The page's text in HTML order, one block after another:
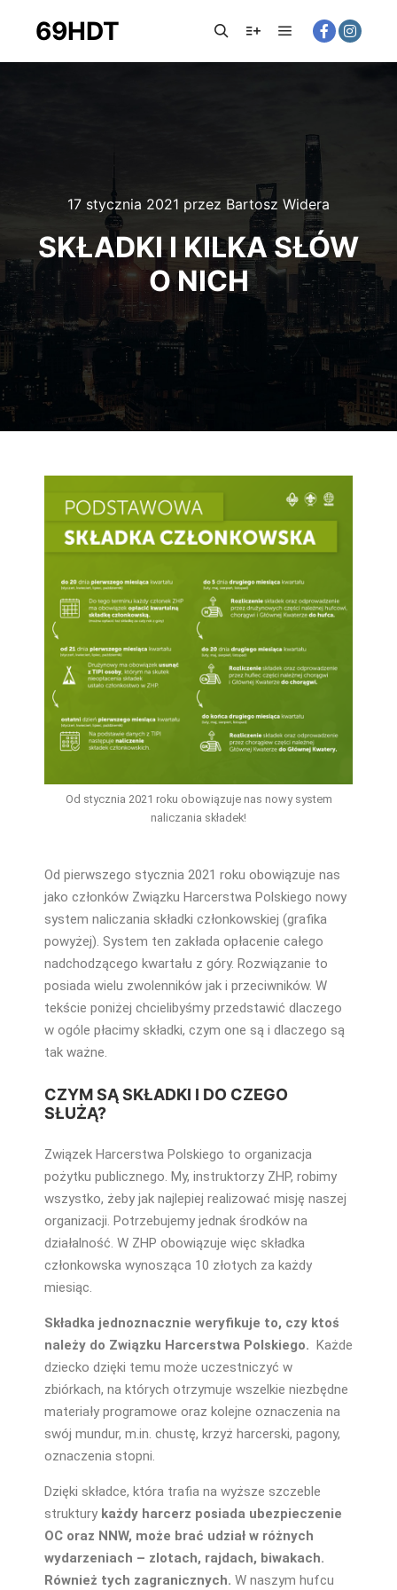
69HDT
17 stycznia 2021 przez Bartosz Widera
SKŁADKI I KILKA SŁÓW
O NICH
Od stycznia 2021 roku obowiązuje nas nowy system
naliczania składek!
Od pierwszego stycznia 2021 roku obowiązuje nas
jako członków Związku Harcerstwa Polskiego nowy
system naliczania składki członkowskiej (grafika
powyżej). System ten zakłada opłacenie całego
nadchodzącego kwartału z góry. Rozwiązanie to
posiada wielu zwolenników jak i przeciwników. W
tekście poniżej chcielibyśmy przedstawić dlaczego
w ogóle płacimy składki, czym one są i dlaczego są
tak ważne.
CZYM SĄ SKŁADKI I DO CZEGO
SŁUŻĄ?
Związek Harcerstwa Polskiego to organizacja
pożytku publicznego. My, instruktorzy ZHP, robimy
wszystko, żeby jak najlepiej realizować misję naszej
organizacji. Potrzebujemy jednak środków na
działalność. W ZHP obowiązuje więc składka
członkowska wynosząca 10 złotych za każdy
miesiąc.
Składka jednoznacznie weryfikuje to, czy ktoś
należy do Związku Harcerstwa Polskiego. Każde
dziecko dzięki temu może uczestniczyć w
zbiórkach, na których otrzymuje wszelkie niezbędne
materiały programowe oraz kolejne oznaczenia na
swój mundur, m.in. chustę, krzyż harcerski, pagony,
oznaczenia stopni.
Dzięki składce, która trafia na wyższe szczeble
struktury każdy harcerz posiada ubezpieczenie
OC oraz NNW, może brać udział w różnych
wydarzeniach – zlotach, rajdach, biwakach.
Również tych zagranicznych. W naszym hufcu